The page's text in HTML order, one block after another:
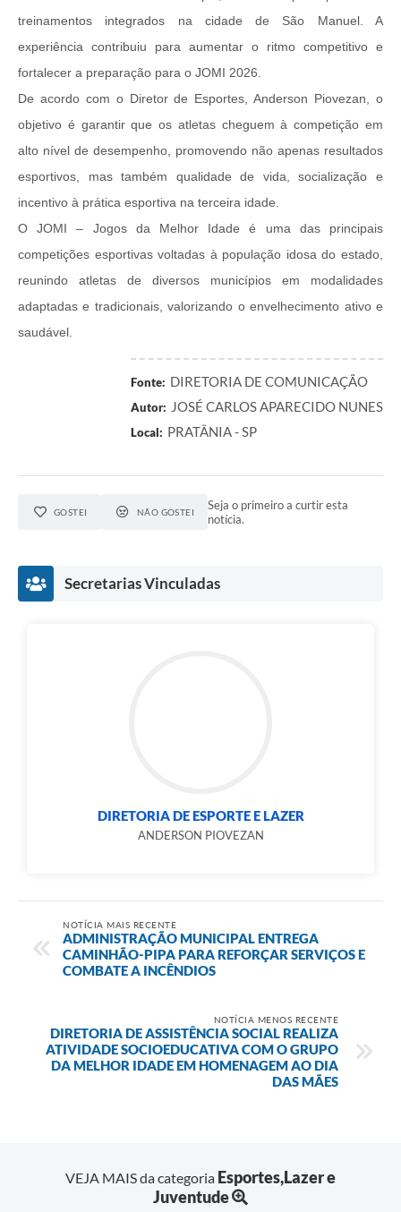
treinamentos integrados na cidade de São Manuel. A
experiência contribuiu para aumentar o ritmo competitivo e
fortalecer a preparação para o JOMI 2026.
De acordo com o Diretor de Esportes, Anderson Piovezan, o
objetivo é garantir que os atletas cheguem à competição em
alto nível de desempenho, promovendo não apenas resultados
esportivos, mas também qualidade de vida, socialização e
incentivo à prática esportiva na terceira idade.
O JOMI – Jogos da Melhor Idade é uma das principais
competições esportivas voltadas à população idosa do estado,
reunindo atletas de diversos municípios em modalidades
adaptadas e tradicionais, valorizando o envelhecimento ativo e
saudável.
Fonte: DIRETORIA DE COMUNICAÇÃO
Autor: JOSÉ CARLOS APARECIDO NUNES
Local: PRATÂNIA - SP
GOSTEI NÃO GOSTEI
Seja o primeiro a curtir esta
notícia.
Secretarias Vinculadas
DIRETORIA DE ESPORTE E LAZER
ANDERSON PIOVEZAN
NOTÍCIA MAIS RECENTE
ADMINISTRAÇÃO MUNICIPAL ENTREGA
CAMINHÃO-PIPA PARA REFORÇAR SERVIÇOS E
COMBATE A INCÊNDIOS
NOTÍCIA MENOS RECENTE
DIRETORIA DE ASSISTÊNCIA SOCIAL REALIZA
ATIVIDADE SOCIOEDUCATIVA COM O GRUPO
DA MELHOR IDADE EM HOMENAGEM AO DIA
DAS MÃES
VEJA MAIS da categoria Esportes,Lazer e
Juventude